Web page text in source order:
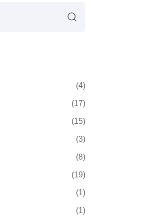
(4)
(17)
(15)
(3)
(8)
(19)
(1)
(1)